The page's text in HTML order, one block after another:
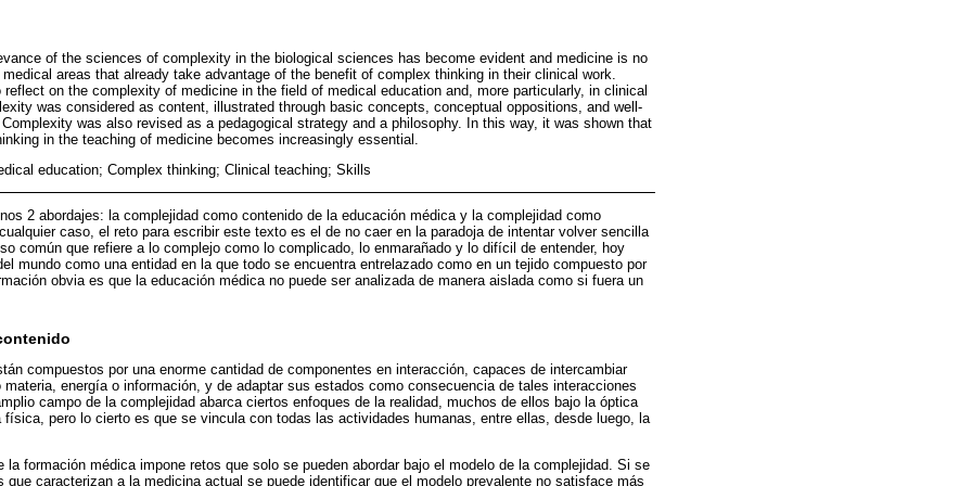
of the sciences of complexity in the biological sciences has become evident and medicine is no
areas that already take advantage of the benefit of complex thinking in their clinical work.
on the complexity of medicine in the field of medical education and, more particularly, in clinical
was considered as content, illustrated through basic concepts, conceptual oppositions, and well-
was also revised as a pedagogical strategy and a philosophy. In this way, it was shown that
in the teaching of medicine becomes increasingly essential.
education; Complex thinking; Clinical teaching; Skills
2 abordajes: la complejidad como contenido de la educación médica y la complejidad como
caso, el reto para escribir este texto es el de no caer en la paradoja de intentar volver sencilla
común que refiere a lo complejo como lo complicado, lo enmarañado y lo difícil de entender, hoy
mundo como una entidad en la que todo se encuentra entrelazado como en un tejido compuesto por
obvia es que la educación médica no puede ser analizada de manera aislada como si fuera un
compuestos por una enorme cantidad de componentes en interacción, capaces de intercambiar
energía o información, y de adaptar sus estados como consecuencia de tales interacciones
campo de la complejidad abarca ciertos enfoques de la realidad, muchos de ellos bajo la óptica
pero lo cierto es que se vincula con todas las actividades humanas, entre ellas, desde luego, la
la formación médica impone retos que solo se pueden abordar bajo el modelo de la complejidad. Si se
que caracterizan a la medicina actual se puede identificar que el modelo prevalente no satisface más